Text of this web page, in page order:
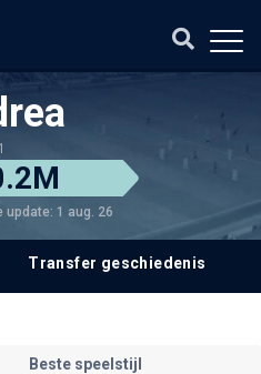
update: 1 aug. 26
Transfer geschiedenis
Beste speelstijl